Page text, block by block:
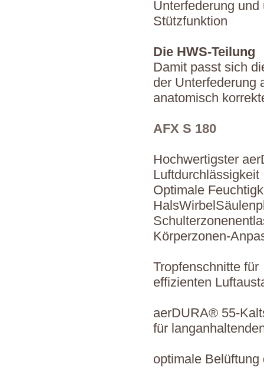
Unterfederung
Stützfunktion
Die HWS-Teilung
Damit passt sich
der Unterfederung
anatomisch
AFX S 180
Hochwertigster
Luftdurchlässigkeit
Optimale
Körperzonen-
Tropfenschnitte für
effizienten
aerDURA® 55-
für
optimale